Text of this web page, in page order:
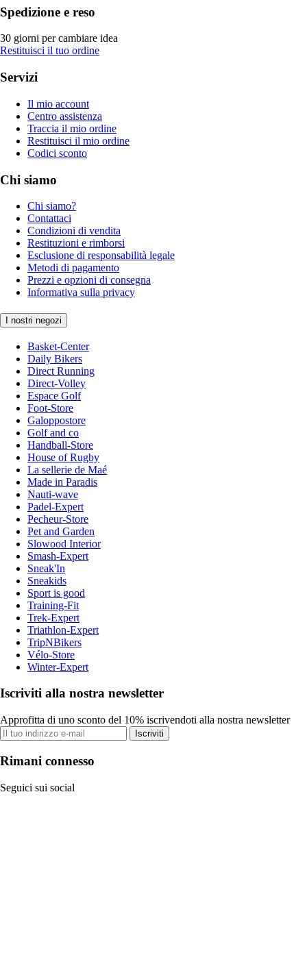
Spedizione e reso
30 giorni per cambiare idea
Restituisci il tuo ordine
Servizi
Il mio account
Centro assistenza
Traccia il mio ordine
Restituisci il mio ordine
Codici sconto
Chi siamo
Chi siamo?
Contattaci
Condizioni di vendita
Restituzioni e rimborsi
Esclusione di responsabilità legale
Metodi di pagamento
Prezzi e opzioni di consegna
Informativa sulla privacy
I nostri negozi
Basket-Center
Daily Bikers
Direct Running
Direct-Volley
Espace Golf
Foot-Store
Galoppostore
Golf and co
Handball-Store
House of Rugby
La sellerie de Maé
Made in Paradis
Nauti-wave
Padel-Expert
Pecheur-Store
Pet and Garden
Slowood Interior
Smash-Expert
Sneak'In
Sneakids
Sport is good
Training-Fit
Trek-Expert
Triathlon-Expert
TripNBikers
Vélo-Store
Winter-Expert
Iscriviti alla nostra newsletter
Approfitta di uno sconto del 10% iscrivendoti alla nostra newsletter
Iscriviti
Rimani connesso
Seguici sui social